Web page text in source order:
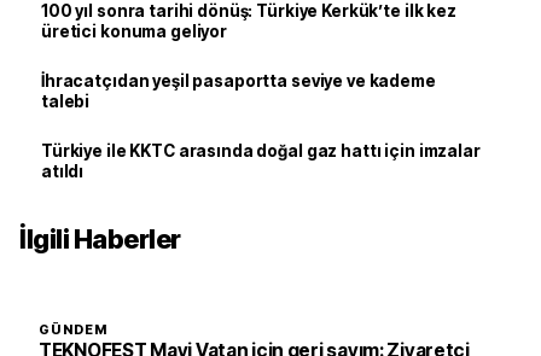
100 yıl sonra tarihi dönüş: Türkiye Kerkük’te ilk kez
üretici konuma geliyor
İhracatçıdan yeşil pasaportta seviye ve kademe
talebi
Türkiye ile KKTC arasında doğal gaz hattı için imzalar
atıldı
İlgili Haberler
GÜNDEM
TEKNOFEST Mavi Vatan için geri sayım: Ziyaretçi